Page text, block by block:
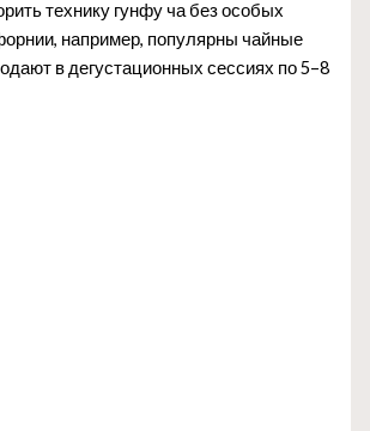
технику гунфу ча без особых
например, популярны чайные
в дегустационных сессиях по 5–8